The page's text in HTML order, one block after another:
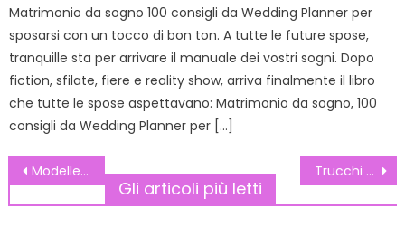
Matrimonio da sogno 100 consigli da Wedding Planner per
sposarsi con un tocco di bon ton. A tutte le future spose,
tranquille sta per arrivare il manuale dei vostri sogni. Dopo
fiction, sfilate, fiere e reality show, arriva finalmente il libro
che tutte le spose aspettavano: Matrimonio da sogno, 100
consigli da Wedding Planner per […]
Navigazione
articoli
Modelle di Victoria’s Secret: le più famose di sempre Trucchi e abiti preferiti dalle spose nel 2023: quali sono? Scopriamoli con i consigli dei professionisti!
Gli articoli più letti